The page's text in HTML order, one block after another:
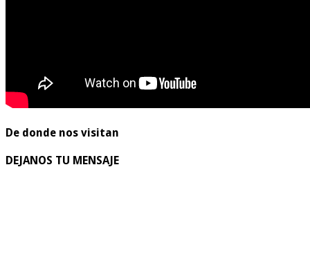
De donde nos visitan
DEJANOS TU MENSAJE